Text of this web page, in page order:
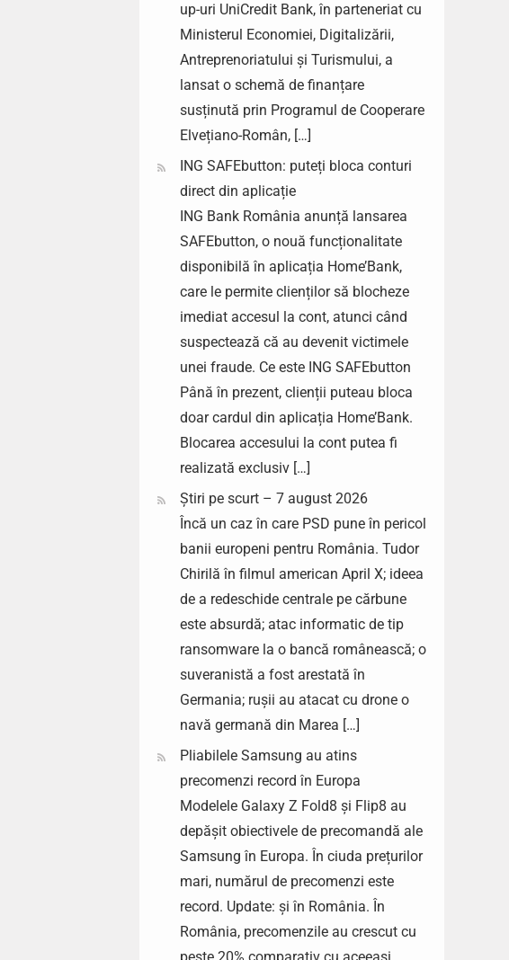
up-uri UniCredit Bank, în parteneriat cu
Ministerul Economiei, Digitalizării,
Antreprenoriatului și Turismului, a
lansat o schemă de finanțare
susținută prin Programul de Cooperare
Elvețiano-Român, […]
ING SAFEbutton: puteți bloca conturi
direct din aplicație
ING Bank România anunță lansarea
SAFEbutton, o nouă funcționalitate
disponibilă în aplicația Home’Bank,
care le permite clienților să blocheze
imediat accesul la cont, atunci când
suspectează că au devenit victimele
unei fraude. Ce este ING SAFEbutton
Până în prezent, clienții puteau bloca
doar cardul din aplicația Home’Bank.
Blocarea accesului la cont putea fi
realizată exclusiv […]
Știri pe scurt – 7 august 2026
Încă un caz în care PSD pune în pericol
banii europeni pentru România. Tudor
Chirilă în filmul american April X; ideea
de a redeschide centrale pe cărbune
este absurdă; atac informatic de tip
ransomware la o bancă românească; o
suveranistă a fost arestată în
Germania; rușii au atacat cu drone o
navă germană din Marea […]
Pliabilele Samsung au atins
precomenzi record în Europa
Modelele Galaxy Z Fold8 și Flip8 au
depășit obiectivele de precomandă ale
Samsung în Europa. În ciuda prețurilor
mari, numărul de precomenzi este
record. Update: și în România. În
România, precomenzile au crescut cu